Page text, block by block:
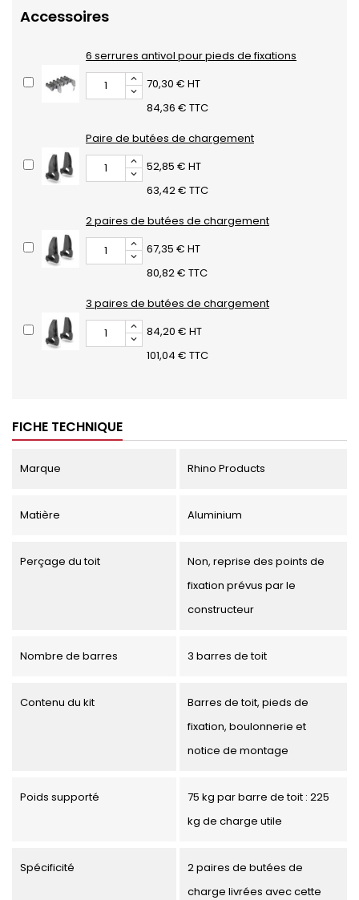
Accessoires
6 serrures antivol pour pieds de fixations
70,30 € HT
84,36 € TTC
Paire de butées de chargement
52,85 € HT
63,42 € TTC
2 paires de butées de chargement
67,35 € HT
80,82 € TTC
3 paires de butées de chargement
84,20 € HT
101,04 € TTC
FICHE TECHNIQUE
Marque Rhino Products
Matière Aluminium
Perçage du toit
Non, reprise des points de
fixation prévus par le
constructeur
Nombre de barres 3 barres de toit
Contenu du kit
Barres de toit, pieds de
fixation, boulonnerie et
notice de montage
Poids supporté
75 kg par barre de toit : 225
kg de charge utile
Spécificité
2 paires de butées de
charge livrées avec cette